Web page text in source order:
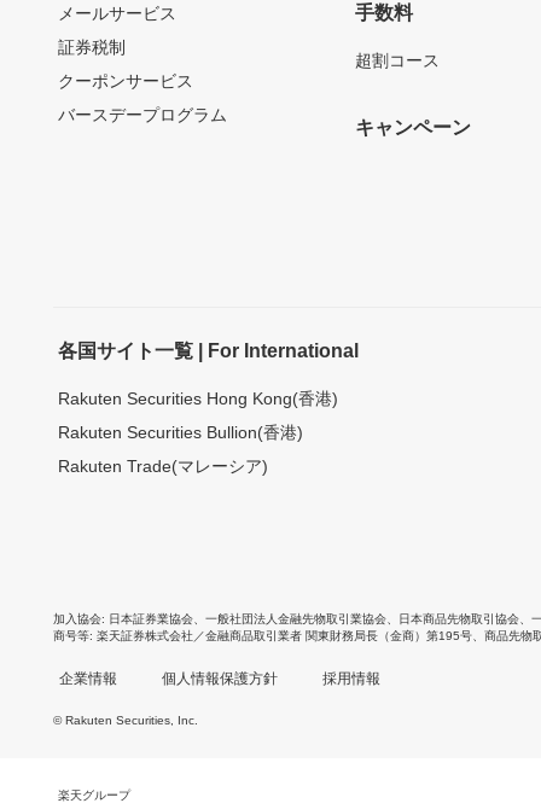
メールサービス
証券税制
クーポンサービス
バースデープログラム
手数料
超割コース
キャンペーン
各国サイト一覧 | For International
Rakuten Securities Hong Kong(香港)
Rakuten Securities Bullion(香港)
Rakuten Trade(マレーシア)
加入協会 日本証券業協会 一般社団法人金融先物取引業協会 日本商品先物取引協会
商号等 楽天証券株式会社／金融商品取引業者 関東財務局長（金商）第195号、商品先物
企業情報 個人情報保護方針 採用情報
© Rakuten Securities, Inc.
楽天グループ